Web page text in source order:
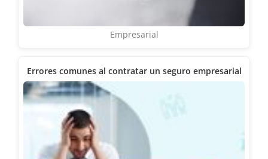
Empresarial
Errores comunes al contratar un seguro empresarial